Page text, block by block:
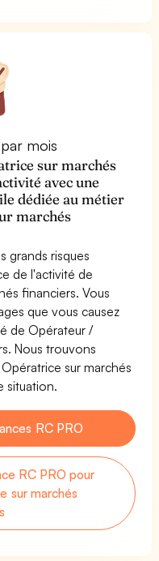
mois
sur marchés
avec une
dédiée au métier
marchés
grands risques
de l'activité de
financiers. Vous
que vous causez
de Opérateur /
Nous trouvons
sur marchés
situation.
RC PRO
RC PRO pour
sur marchés